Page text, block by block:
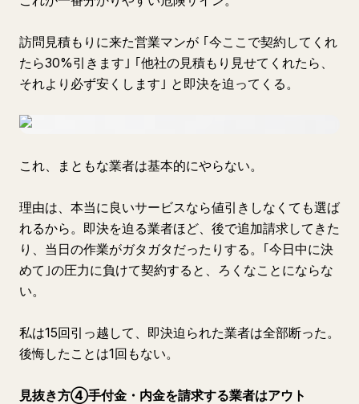
訪問見積もりに来た営業マンが ｢今ここで契約してくれ
たら30%引きます｣ ｢他社の見積もり見せてくれたら、
それより必ず安くします｣ と即決を迫ってくる。
これ、まともな業者は基本的にやらない。
理由は、本当に良いサービスなら値引きしなくても選ば
れるから。即決を迫る業者ほど、後で追加請求してきた
り、当日の作業がガタガタだったりする。｢今日中に決
めて｣の圧力に負けて契約すると、ろくなことにならな
い。
私は15回引っ越して、即決迫られた業者は全部断った。
後悔したことは1回もない。
見抜き方④手付金・内金を請求する業者はアウト